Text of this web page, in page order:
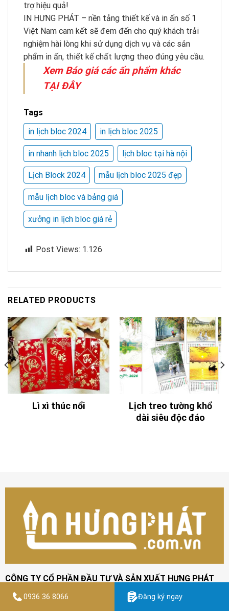
trợ hiệu quả!
IN HƯNG PHÁT – nền tảng thiết kế và in ấn số 1
Việt Nam cam kết sẽ đem đến cho quý khách trải
nghiệm hài lòng khi sử dụng dịch vụ và các sản
phẩm in ấn, thiết kế chất lượng theo đúng yêu cầu.
Xem Báo giá các ấn phẩm khác
TẠI ĐÂY
Tags
in lịch bloc 2024
in lịch bloc 2025
in nhanh lịch bloc 2025 lịch bloc tại hà nội
Lịch Block 2024 mẫu lịch bloc 2025 đẹp
mẫu lịch bloc và bảng giá
xưởng in lịch bloc giá rẻ
Post Views: 1.126
RELATED PRODUCTS
Lì xì thúc nổi
Lịch treo tường khổ
dài siêu độc đáo
CÔNG TY CỔ PHẦN ĐẦU TƯ VÀ SẢN XUẤT HƯNG PHÁT
Địa chỉ: 142 Định Công, phường Định Công, quận Hoàng Mai,
0936 36 8066 Đăng ký ngay